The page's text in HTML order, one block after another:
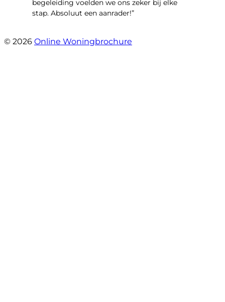
begeleiding voelden we ons zeker bij elke
stap. Absoluut een aanrader!”
© 2026 Online Woningbrochure